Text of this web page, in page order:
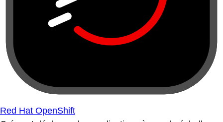
Red Hat OpenShift